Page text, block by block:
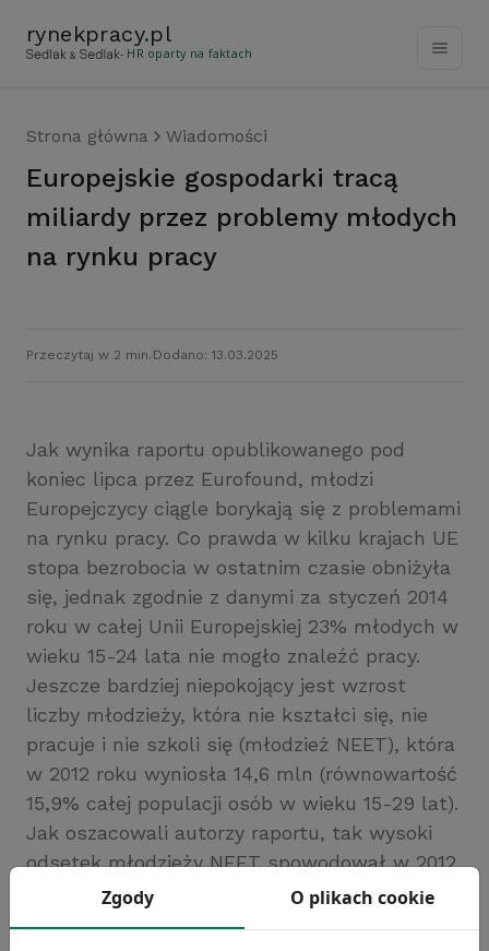
rynekpracy.pl
- HR oparty na faktach
Strona główna Wiadomości
Europejskie gospodarki tracą
miliardy przez problemy młodych
na rynku pracy
Przeczytaj w 2 min. Dodano: 13.03.2025
Jak wynika raportu opublikowanego pod
koniec lipca przez Eurofound, młodzi
Europejczycy ciągle borykają się z problemami
na rynku pracy. Co prawda w kilku krajach UE
stopa bezrobocia w ostatnim czasie obniżyła
się, jednak zgodnie z danymi za styczeń 2014
roku w całej Unii Europejskiej 23% młodych w
wieku 15-24 lata nie mogło znaleźć pracy.
Jeszcze bardziej niepokojący jest wzrost
liczby młodzieży, która nie kształci się, nie
pracuje i nie szkoli się (młodzież NEET), która
w 2012 roku wyniosła 14,6 mln (równowartość
15,9% całej populacji osób w wieku 15-29 lat).
Jak oszacowali autorzy raportu, tak wysoki
odsetek młodzieży NEET spowodował w 2012
roku straty gospodarek europejskich w
Zgody O plikach cookie